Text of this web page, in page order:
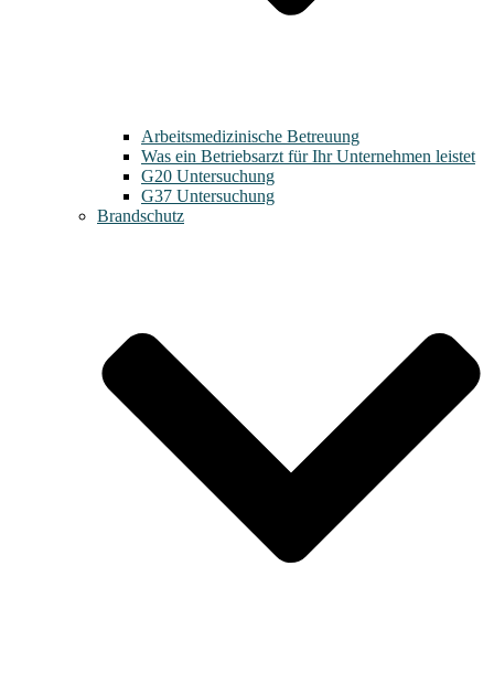
Arbeitsmedizinische Betreuung
Was ein Betriebsarzt für Ihr Unternehmen leistet
G20 Untersuchung
G37 Untersuchung
Brandschutz